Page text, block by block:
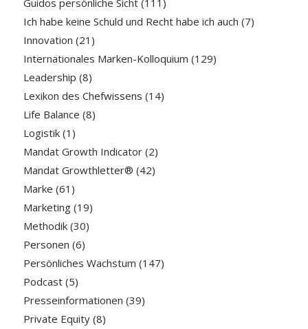
Ich habe keine Schuld und Recht habe ich auch (7)
Innovation (21)
Internationales Marken-Kolloquium (129)
Leadership (8)
Lexikon des Chefwissens (14)
Life Balance (8)
Logistik(1)
Mandat Growth Indicator(2)
Mandat Growthletter® (42)
Marke (61)
Marketing(19)
Methodik(30)
Personen (6)
Persönliches Wachstum (147)
Podcast(5)
Presseinformationen (39)
Private Equity(8)